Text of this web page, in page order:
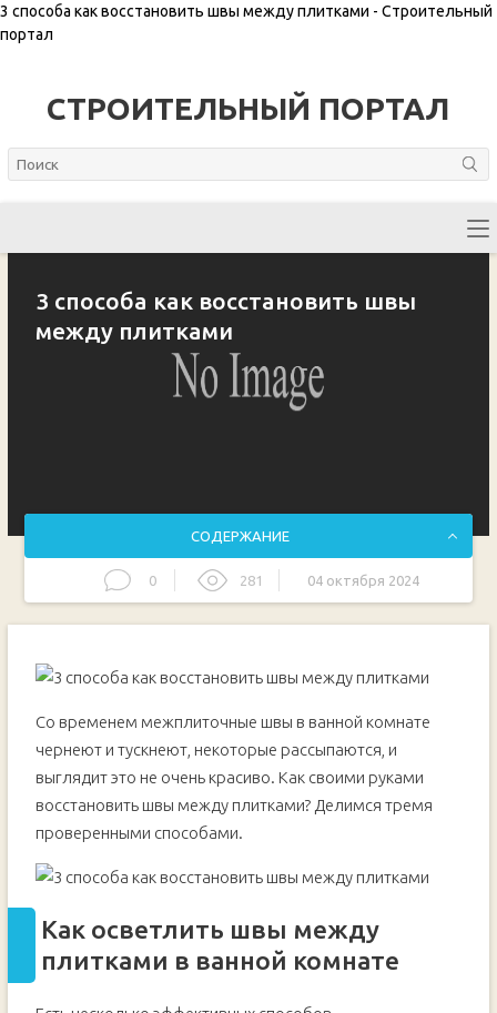
3 способа как восстановить швы между плитками - Строительный
портал
СТРОИТЕЛЬНЫЙ ПОРТАЛ
3 способа как восстановить швы
между плитками
СОДЕРЖАНИЕ
0 281 04 октября 2024
Видео
швах
Основные этапы работ
Видео
Как обновить старые швы между плиткой
Видео
Со временем межплиточные швы в ванной комнате
чернеют и тускнеют, некоторые рассыпаются, и
выглядит это не очень красиво. Как своими руками
восстановить швы между плитками? Делимся тремя
проверенными способами.
Как осветлить швы между
плитками в ванной комнате